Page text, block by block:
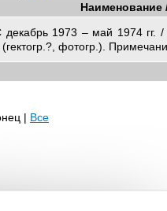
Наименование
1973 – май 1974 гг.
(гектогр.?, фотогр.).
| Все